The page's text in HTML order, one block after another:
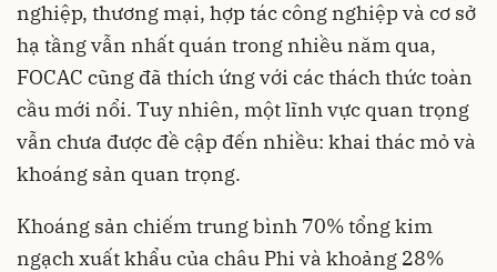
nghiệp, thương mại, hợp tác công nghiệp và cơ sở
hạ tầng vẫn nhất quán trong nhiều năm qua,
FOCAC cũng đã thích ứng với các thách thức toàn
cầu mới nổi. Tuy nhiên, một lĩnh vực quan trọng
vẫn chưa được đề cập đến nhiều: khai thác mỏ và
khoáng sản quan trọng.
Khoáng sản chiếm trung bình 70% tổng kim
ngạch xuất khẩu của châu Phi và khoảng 28%